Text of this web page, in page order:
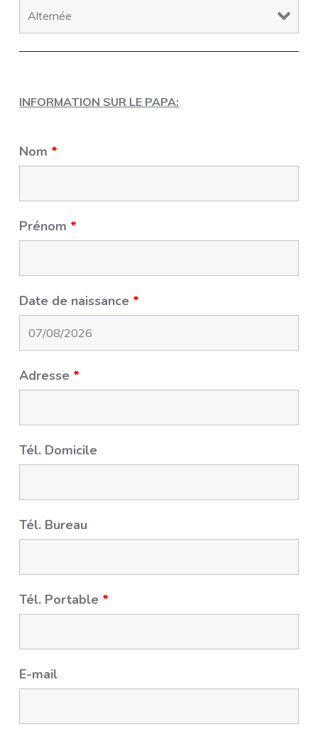
INFORMATION SUR LE PAPA:
Nom *
Prénom *
Date de naissance *
Adresse *
Tél. Domicile
Tél. Bureau
Tél. Portable *
E-mail